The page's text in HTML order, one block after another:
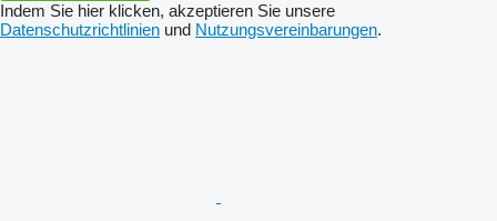
Indem Sie hier klicken, akzeptieren Sie unsere
Datenschutzrichtlinien und Nutzungsvereinbarungen.